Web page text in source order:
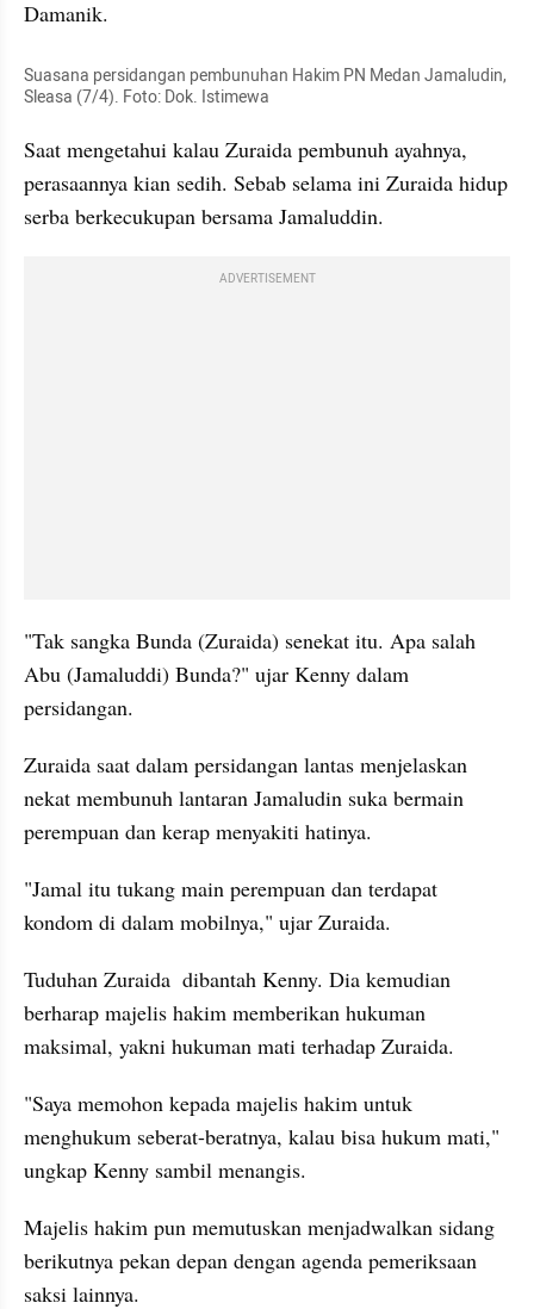
Damanik.
Sleasa (7/4). Foto: Dok. Istimewa
Saat mengetahui kalau Zuraida pembunuh ayahnya,
perasaannya kian sedih. Sebab selama ini Zuraida hidup
serba berkecukupan bersama Jamaluddin.
ADVERTISEMENT
"Tak sangka Bunda (Zuraida) senekat itu. Apa salah
Abu (Jamaluddi) Bunda?" ujar Kenny dalam
persidangan.
Zuraida saat dalam persidangan lantas menjelaskan
nekat membunuh lantaran Jamaludin suka bermain
perempuan dan kerap menyakiti hatinya.
"Jamal itu tukang main perempuan dan terdapat
kondom di dalam mobilnya," ujar Zuraida.
Tuduhan Zuraida dibantah Kenny. Dia kemudian
berharap majelis hakim memberikan hukuman
maksimal, yakni hukuman mati terhadap Zuraida.
"Saya memohon kepada majelis hakim untuk
menghukum seberat-beratnya, kalau bisa hukum mati,"
ungkap Kenny sambil menangis.
Majelis hakim pun memutuskan menjadwalkan sidang
berikutnya pekan depan dengan agenda pemeriksaan
saksi lainnya.